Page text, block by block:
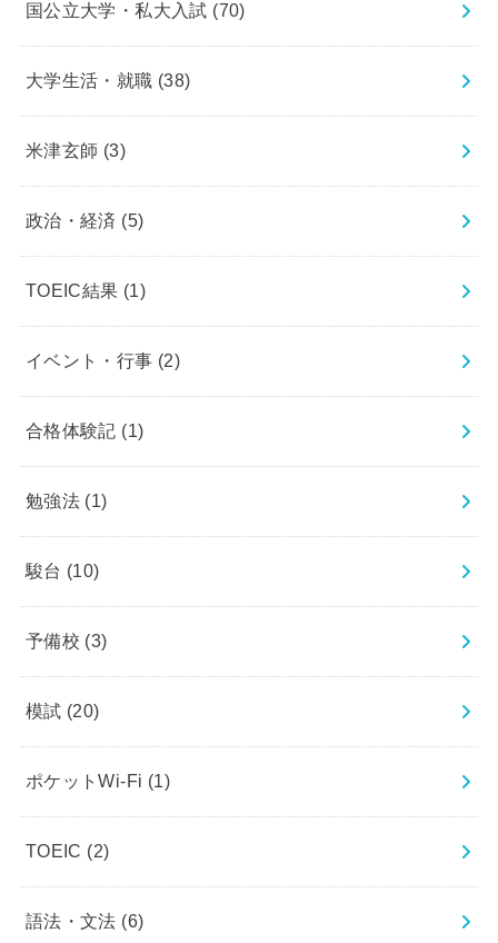
国公立大学・私大入試 (70)
大学生活・就職 (38)
米津玄師 (3)
政治・経済 (5)
TOEIC結果 (1)
イベント・行事 (2)
合格体験記 (1)
勉強法 (1)
駿台 (10)
予備校 (3)
模試 (20)
ポケットWi-Fi (1)
TOEIC (2)
語法・文法 (6)